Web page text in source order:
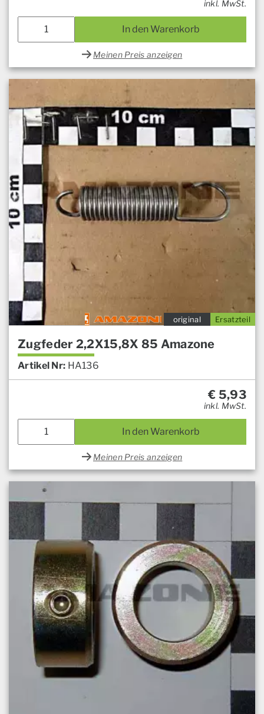
inkl. MwSt.
In den Warenkorb
Meinen Preis anzeigen
Ersatzteil
original
Zugfeder 2,2X15,8X 85 Amazone
Artikel Nr: HA136
€ 5,93
inkl. MwSt.
In den Warenkorb
Meinen Preis anzeigen